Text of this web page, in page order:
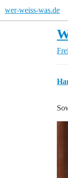
wer-weiss-was.de